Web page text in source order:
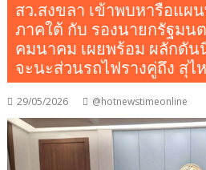
สว.สงขลา เข้าพบหารือแผ
ภาคใต้ กับ รองนายกรัฐมน
คมนาคม เผยพร้อม ผลักดั
จะนะส่วนรถไฟรางคู่ถึง สุไ
29/05/2026 @hotnewstimeonline